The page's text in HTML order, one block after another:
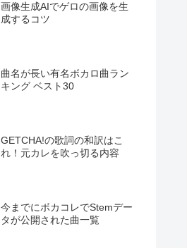
画像生成AIでゲロの画像を生
成するコツ
曲名が長い有名ボカロ曲ラン
キング ベスト30
GETCHA!の歌詞の和訳はこ
れ！元カレを吹っ切る内容
今までにボカコレでStemデー
タが公開された曲一覧